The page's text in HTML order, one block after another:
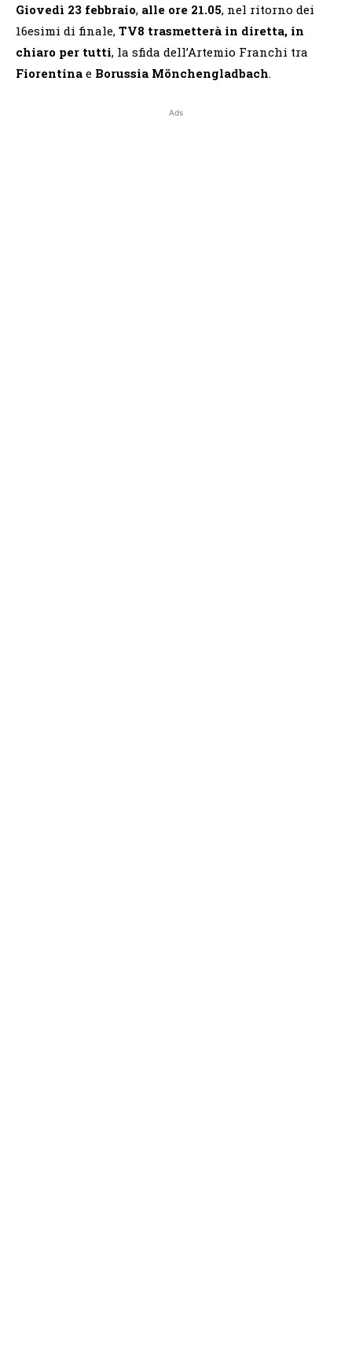
Giovedì 23 febbraio, alle ore 21.05, nel ritorno dei
16esimi di finale, TV8 trasmetterà in diretta, in
chiaro per tutti, la sfida dell’Artemio Franchi tra
Fiorentina e Borussia Mönchengladbach.
Ads